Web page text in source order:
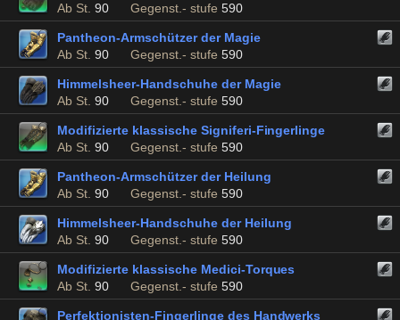
Ab St. 90 Gegenst.- stufe 590
Pantheon-Armschützer der Magie
Ab St. 90 Gegenst.- stufe 590
Himmelsheer-Handschuhe der Magie
Ab St. 90 Gegenst.- stufe 590
Modifizierte klassische Signiferi-Fingerlinge
Ab St. 90 Gegenst.- stufe 590
Pantheon-Armschützer der Heilung
Ab St. 90 Gegenst.- stufe 590
Himmelsheer-Handschuhe der Heilung
Ab St. 90 Gegenst.- stufe 590
Modifizierte klassische Medici-Torques
Ab St. 90 Gegenst.- stufe 590
Perfektionisten-Fingerlinge des Handwerks